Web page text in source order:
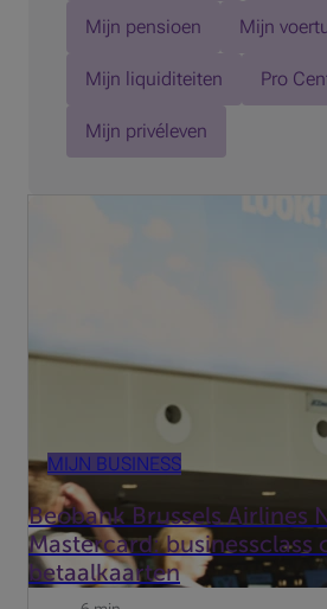
Mijn pensioen Mijn
Mijn liquiditeiten Pro
Mijn privéleven
MIJN BUSINESS
Beobank Brussels Airlines
Mastercard: businessclass
betaalkaarten
Wat als uw professionele uitgaven